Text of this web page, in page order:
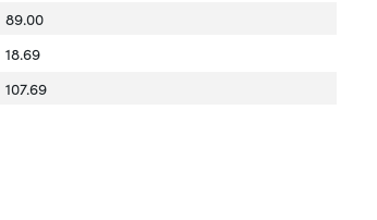
89.00
18.69
107.69